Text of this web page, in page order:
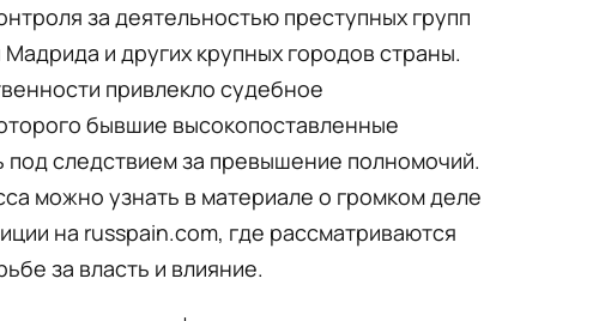
за деятельностью преступных групп
и других крупных городов страны.
привлекло судебное
бывшие высокопоставленные
следствием за превышение полномочий.
можно узнать в материале о громком деле
на russpain.com, где рассматриваются
за власть и влияние.